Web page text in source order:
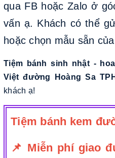
qua FB hoặc Zalo ở
vấn ạ. Khách có thể
hoặc chọn mẫu sẵn
Tiệm bánh sinh nhật -
Việt đường Hoàng Sa
khách ạ!
Tiệm bánh kem
📌 Miễn phí giao